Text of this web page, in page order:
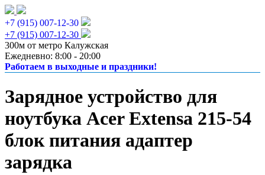
+7 (915) 007-12-30
+7 (915) 007-12-30
300м от метро Калужская
Ежедневно: 8:00 - 20:00
Работаем в выходные и праздники!
Зарядное устройство для
ноутбука Acer Extensa 215-54
блок питания адаптер
зарядка